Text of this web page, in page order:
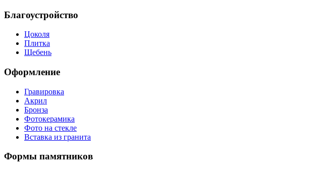
Благоустройство
Цоколя
Плитка
Щебень
Оформление
Гравировка
Акрил
Бронза
Фотокерамика
Фото на стекле
Вставка из гранита
Формы памятников